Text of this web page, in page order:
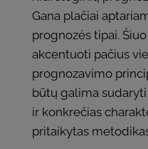
Gana plačiai
prognozės tipai.
akcentuoti pačius
prognozavimo
būtų galima
ir konkrečias
pritaikytas